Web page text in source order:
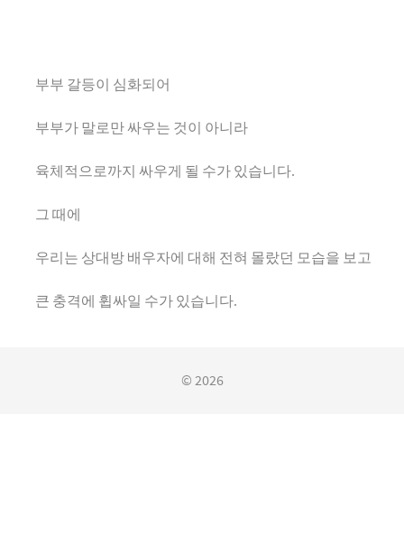
부부 갈등이 심화되어
부부가 말로만 싸우는 것이 아니라
육체적으로까지 싸우게 될 수가 있습니다.
그 때에
우리는 상대방 배우자에 대해 전혀 몰랐던 모습을 보고
큰 충격에 휩싸일 수가 있습니다.
© 2026